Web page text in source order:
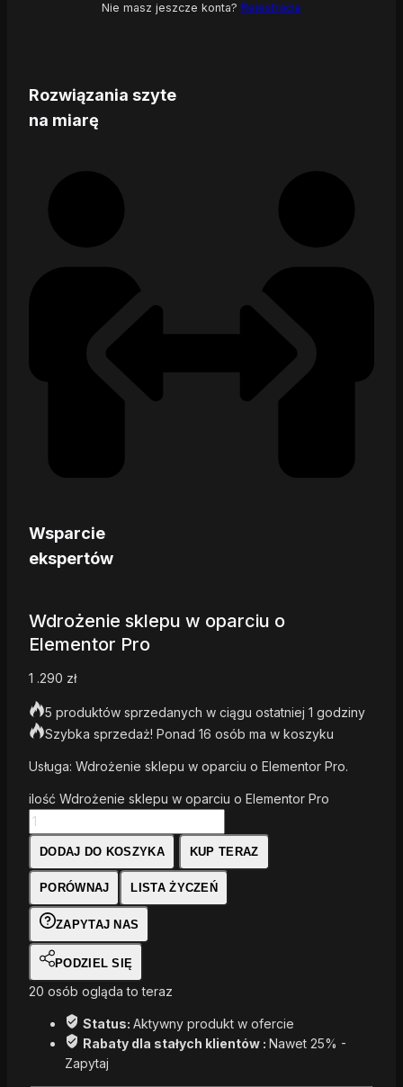
Rozwiązania szyte
na miarę
Wsparcie
ekspertów
Wdrożenie sklepu w oparciu o
Elementor Pro
1 .290 zł
5 produktów sprzedanych w ciągu ostatniej 1 godziny
Szybka sprzedaż! Ponad 16 osób ma w koszyku
Usługa: Wdrożenie sklepu w oparciu o Elementor Pro.
ilość Wdrożenie sklepu w oparciu o Elementor Pro
DODAJ DO KOSZYKA KUP TERAZ
PORÓWNAJ LISTA ŻYCZEŃ
ZAPYTAJ NAS
PODZIEL SIĘ
20 osób ogląda to teraz
Status: Aktywny produkt w ofercie
Rabaty dla stałych klientów : Nawet 25% -
Zapytaj
Nie masz jeszcze konta? Rejestracja